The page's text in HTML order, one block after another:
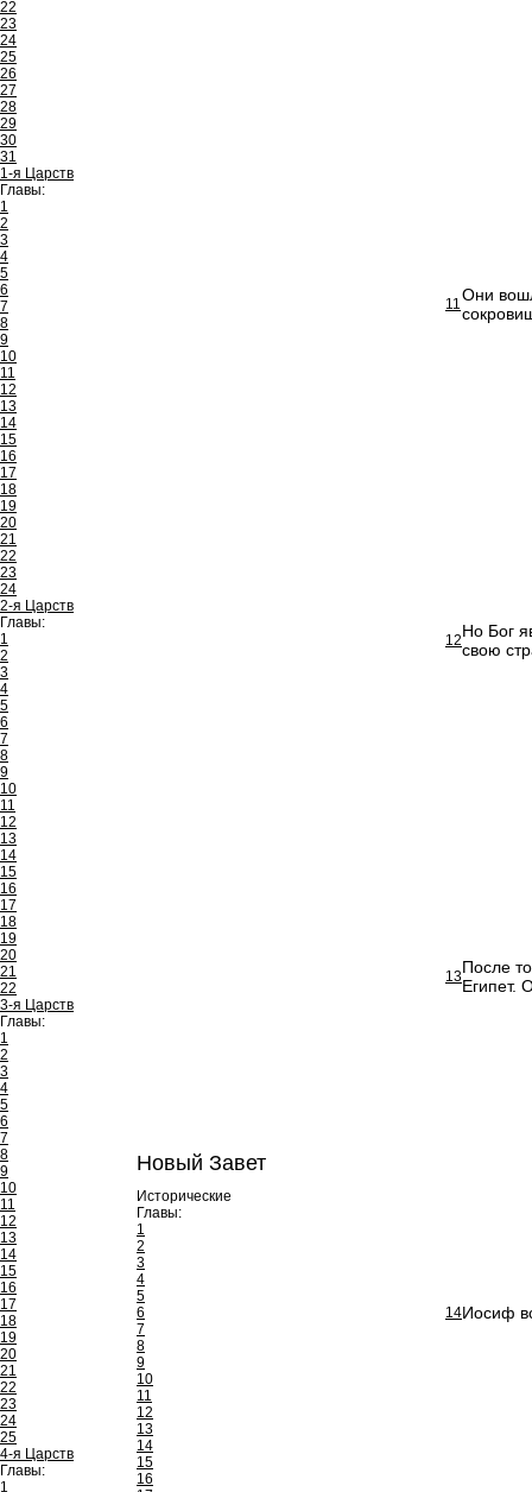
22
23
24
25
26
27
28
29
30
31
1-я Царств
Главы:
1
2
3
4
5
6
7
8
9
10
11
12
13
14
15
16
17
18
19
20
21
22
23
24
2-я Царств
Главы:
1
2
3
4
5
6
7
8
9
10
11
12
13
14
15
16
17
18
19
20
21
22
3-я Царств
Главы:
1
2
3
4
5
6
7
8
9
10
11
12
13
14
15
16
17
18
19
20
21
22
23
24
25
4-я Царств
Главы:
1
Новый Завет
Исторические
Главы:
1
2
3
4
5
6
7
8
9
10
11
12
13
14
15
16
11Они
12Но Бог
свою
13После
Египет.
14Иосиф